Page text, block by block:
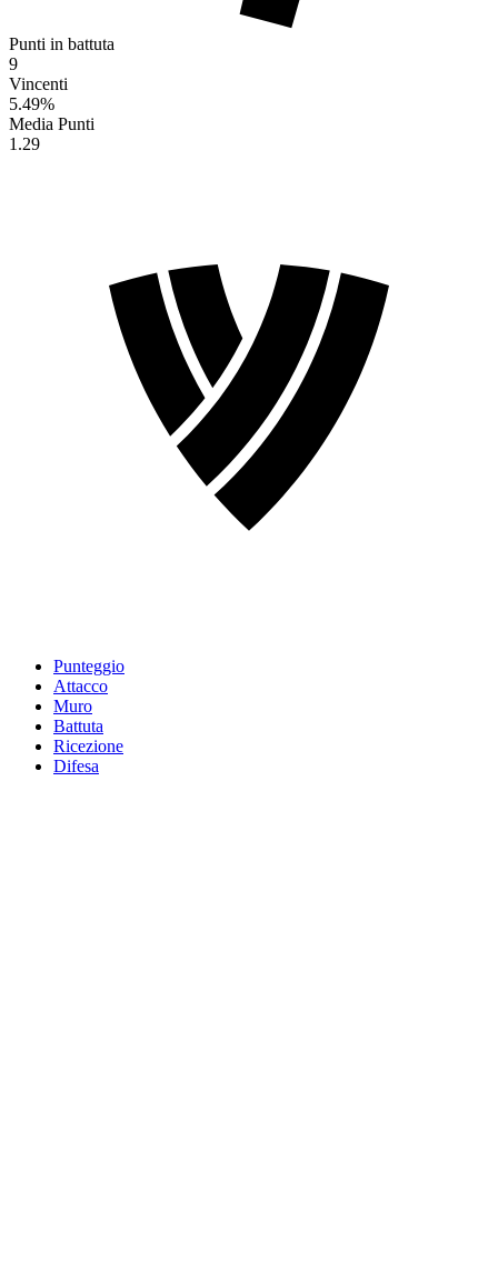
Punti in battuta
9
Vincenti
5.49%
Media Punti
1.29
Punteggio
Attacco
Muro
Battuta
Ricezione
Difesa